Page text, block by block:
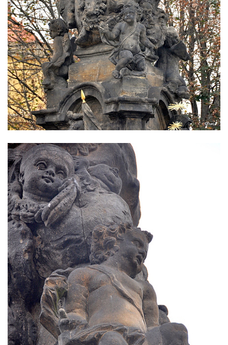
Sloup Nejsvětější Trojice v Blíževedlech
Sloup Nejsvětější Trojice v Chomutově
Sloup svatého Floriána v Chomutově
Sloup Panny Marie v Lokti
Sloup Nejsvětější trojice v Lokti
Sloup Nejsvětější trojice v Krásně
Sloup Nejsvětější Trojice v Horním
Slavkově
Sloup Panny Marie v Plzni
Sloup Panny Marie ve Sloupu v Čechách
Sloup Nejsvětější Trojice s korunováním
Panny Marie v Karlových Varech
Sloup Panny Marie v Chrastavě
Sloup Panny Marie v Liberci-Ruprechticích
Sloup Panny Marie v Kravařích
Sloup Panny Marie v Českém Krumlově
Sloup Nejsvětější Trojice v Brtníkách
Sloup Nejsvětější Trojice (v Horním
Podluží) v Rybništi
Sloup Panny Marie ve Cvikově
Sloup Panny Marie v kašně v České